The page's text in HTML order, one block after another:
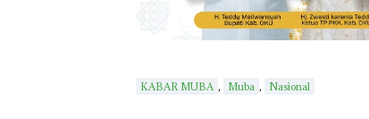
KABAR MUBA , Muba , Nasional